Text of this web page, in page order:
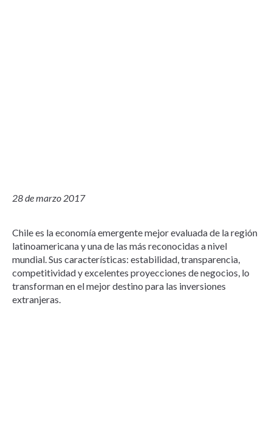
28 de marzo 2017
Chile es la economía emergente mejor evaluada de la región
latinoamericana y una de las más reconocidas a nivel
mundial. Sus características: estabilidad, transparencia,
competitividad y excelentes proyecciones de negocios, lo
transforman en el mejor destino para las inversiones
extranjeras.